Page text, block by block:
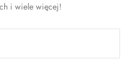
i wiele więcej!